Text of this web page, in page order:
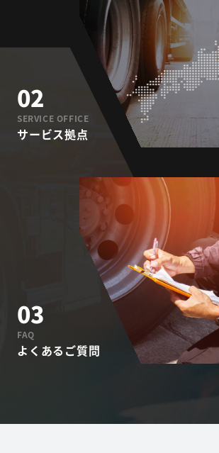
02
SERVICE OFFICE
サービス拠点
03
FAQ
よくあるご質問